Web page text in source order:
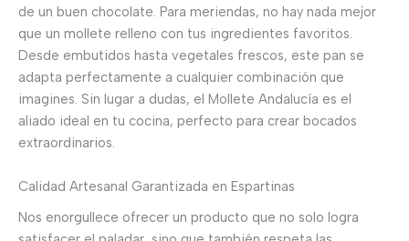
de un buen chocolate. Para meriendas, no hay nada mejor
que un mollete relleno con tus ingredientes favoritos.
Desde embutidos hasta vegetales frescos, este pan se
adapta perfectamente a cualquier combinación que
imagines. Sin lugar a dudas, el Mollete Andalucía es el
aliado ideal en tu cocina, perfecto para crear bocados
extraordinarios.
Calidad Artesanal Garantizada en Espartinas
Nos enorgullece ofrecer un producto que no solo logra